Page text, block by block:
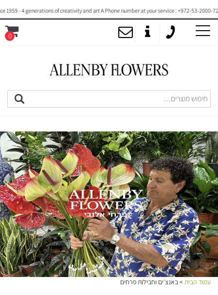
generations of creativity and art A Phone number at your service : +972-53-2000-720
0
עמוד הבית> באנצ׳ים וחבילות פרחים